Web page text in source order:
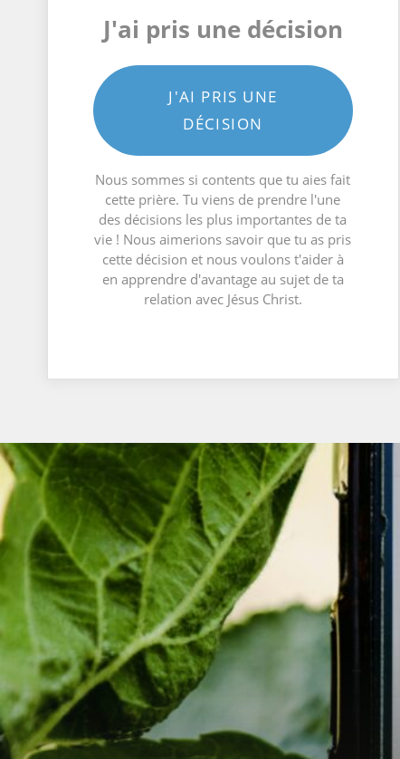
J'ai pris une décision
J'AI PRIS UNE
DÉCISION
Nous sommes si contents que tu aies fait
cette prière. Tu viens de prendre l'une
des décisions les plus importantes de ta
vie ! Nous aimerions savoir que tu as pris
cette décision et nous voulons t'aider à
en apprendre d'avantage au sujet de ta
relation avec Jésus Christ.